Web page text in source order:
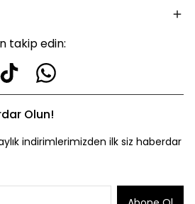
takip edin:
Olun!
indirimlerimizden ilk siz haberdar